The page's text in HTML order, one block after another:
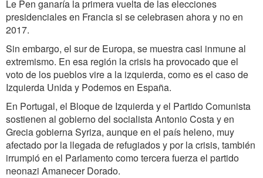
Le Pen ganaría la primera vuelta de las elecciones
presidenciales en Francia si se celebrasen ahora y no en
2017.
Sin embargo, el sur de Europa, se muestra casi inmune al
extremismo. En esa región la crisis ha provocado que el
voto de los pueblos vire a la izquierda, como es el caso de
Izquierda Unida y Podemos en España.
En Portugal, el Bloque de Izquierda y el Partido Comunista
sostienen al gobierno del socialista Antonio Costa y en
Grecia gobierna Syriza, aunque en el país heleno, muy
afectado por la llegada de refugiados y por la crisis, también
irrumpió en el Parlamento como tercera fuerza el partido
neonazi Amanecer Dorado.